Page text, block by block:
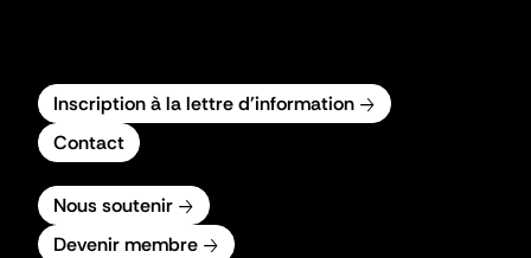
Inscription à la lettre d'information
Contact
Nous soutenir
Devenir membre